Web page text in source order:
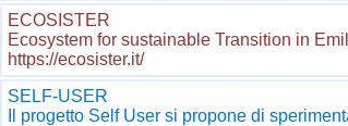
ECOSISTER
Ecosystem for sustainable Transition in
https://ecosister.it/
SELF-USER
Il progetto Self User si propone di